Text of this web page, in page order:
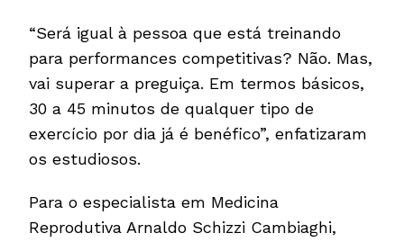
“Será igual à pessoa que está treinando
para performances competitivas? Não. Mas,
vai superar a preguiça. Em termos básicos,
30 a 45 minutos de qualquer tipo de
exercício por dia já é benéfico”, enfatizaram
os estudiosos.
Para o especialista em Medicina
Reprodutiva Arnaldo Schizzi Cambiaghi,